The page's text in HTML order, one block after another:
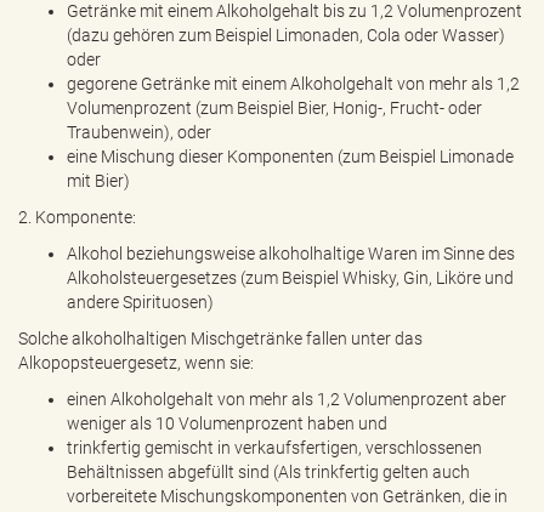
Getränke mit einem Alkoholgehalt bis zu 1,2 Volumenprozent
(dazu gehören zum Beispiel Limonaden, Cola oder Wasser)
oder
gegorene Getränke mit einem Alkoholgehalt von mehr als 1,2
Volumenprozent (zum Beispiel Bier, Honig-, Frucht- oder
Traubenwein), oder
eine Mischung dieser Komponenten (zum Beispiel Limonade
mit Bier)
2. Komponente:
Alkohol beziehungsweise alkoholhaltige Waren im Sinne des
Alkoholsteuergesetzes (zum Beispiel Whisky, Gin, Liköre und
andere Spirituosen)
Solche alkoholhaltigen Mischgetränke fallen unter das
Alkopopsteuergesetz, wenn sie:
einen Alkoholgehalt von mehr als 1,2 Volumenprozent aber
weniger als 10 Volumenprozent haben und
trinkfertig gemischt in verkaufsfertigen, verschlossenen
Behältnissen abgefüllt sind (Als trinkfertig gelten auch
vorbereitete Mischungskomponenten von Getränken, die in